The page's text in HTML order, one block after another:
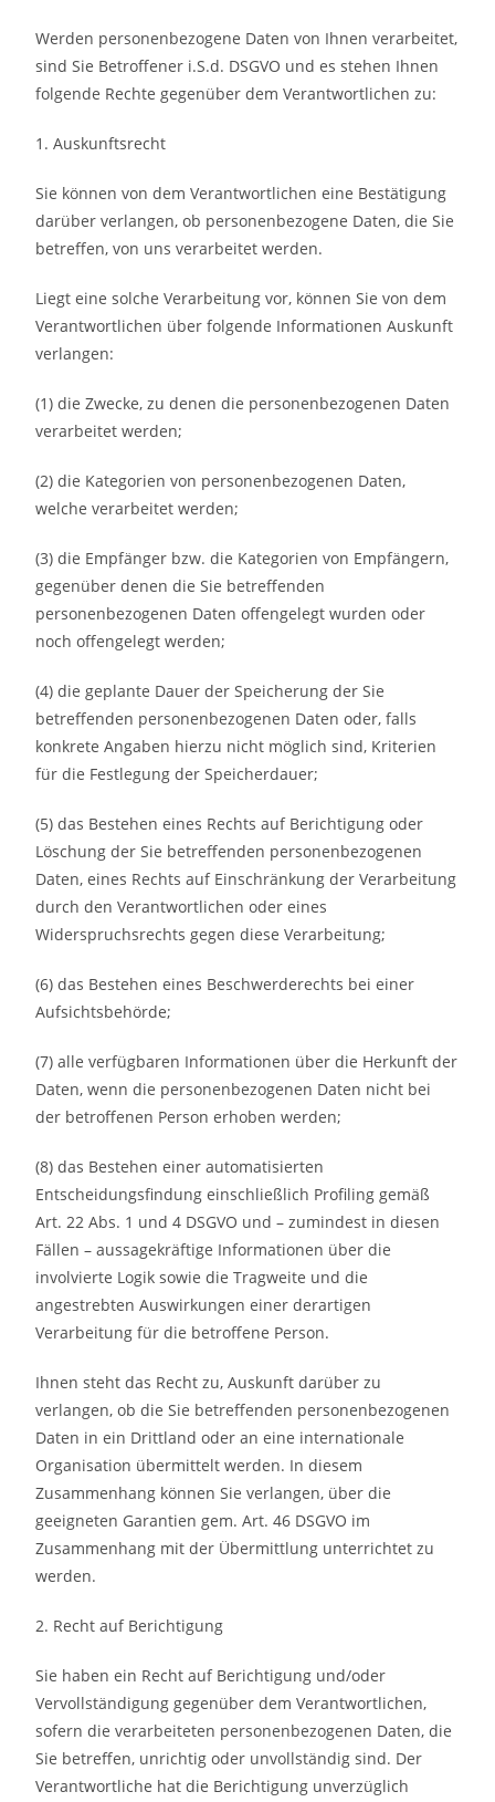
Werden personenbezogene Daten von Ihnen verarbeitet,
sind Sie Betroffener i.S.d. DSGVO und es stehen Ihnen
folgende Rechte gegenüber dem Verantwortlichen zu:
1. Auskunftsrecht
Sie können von dem Verantwortlichen eine Bestätigung
darüber verlangen, ob personenbezogene Daten, die Sie
betreffen, von uns verarbeitet werden.
Liegt eine solche Verarbeitung vor, können Sie von dem
Verantwortlichen über folgende Informationen Auskunft
verlangen:
(1) die Zwecke, zu denen die personenbezogenen Daten
verarbeitet werden;
(2) die Kategorien von personenbezogenen Daten,
welche verarbeitet werden;
(3) die Empfänger bzw. die Kategorien von Empfängern,
gegenüber denen die Sie betreffenden
personenbezogenen Daten offengelegt wurden oder
noch offengelegt werden;
(4) die geplante Dauer der Speicherung der Sie
betreffenden personenbezogenen Daten oder, falls
konkrete Angaben hierzu nicht möglich sind, Kriterien
für die Festlegung der Speicherdauer;
(5) das Bestehen eines Rechts auf Berichtigung oder
Löschung der Sie betreffenden personenbezogenen
Daten, eines Rechts auf Einschränkung der Verarbeitung
durch den Verantwortlichen oder eines
Widerspruchsrechts gegen diese Verarbeitung;
(6) das Bestehen eines Beschwerderechts bei einer
Aufsichtsbehörde;
(7) alle verfügbaren Informationen über die Herkunft der
Daten, wenn die personenbezogenen Daten nicht bei
der betroffenen Person erhoben werden;
(8) das Bestehen einer automatisierten
Entscheidungsfindung einschließlich Profiling gemäß
Art. 22 Abs. 1 und 4 DSGVO und – zumindest in diesen
Fällen – aussagekräftige Informationen über die
involvierte Logik sowie die Tragweite und die
angestrebten Auswirkungen einer derartigen
Verarbeitung für die betroffene Person.
Ihnen steht das Recht zu, Auskunft darüber zu
verlangen, ob die Sie betreffenden personenbezogenen
Daten in ein Drittland oder an eine internationale
Organisation übermittelt werden. In diesem
Zusammenhang können Sie verlangen, über die
geeigneten Garantien gem. Art. 46 DSGVO im
Zusammenhang mit der Übermittlung unterrichtet zu
werden.
2. Recht auf Berichtigung
Sie haben ein Recht auf Berichtigung und/oder
Vervollständigung gegenüber dem Verantwortlichen,
sofern die verarbeiteten personenbezogenen Daten, die
Sie betreffen, unrichtig oder unvollständig sind. Der
Verantwortliche hat die Berichtigung unverzüglich